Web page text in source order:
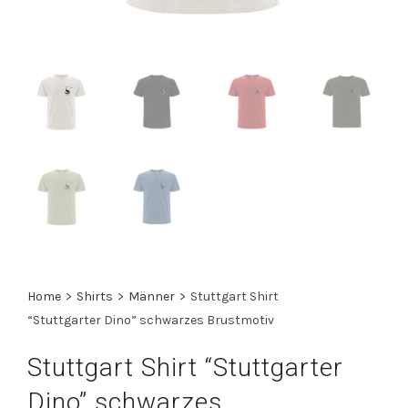
Home > Shirts > Männer > Stuttgart Shirt
“Stuttgarter Dino” schwarzes Brustmotiv
Stuttgart Shirt “Stuttgarter
Dino” schwarzes